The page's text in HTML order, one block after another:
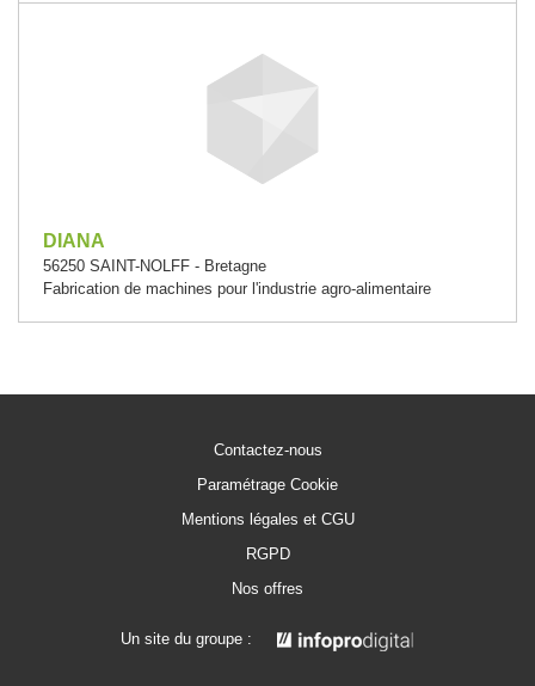
DIANA
56250 SAINT-NOLFF - Bretagne
Fabrication de machines pour l'industrie agro-alimentaire
Contactez-nous
Paramétrage Cookie
Mentions légales et CGU
RGPD
Nos offres
Un site du groupe :